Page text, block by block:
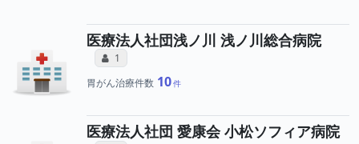
医療法人社団浅ノ川 浅ノ川総合病院
コミュニケーション・タイプ（合算）
1 所属医師へのコミュニケーション・タ
胃がん治療件数 10
医療法人社団 愛康会 小松ソフィア病院